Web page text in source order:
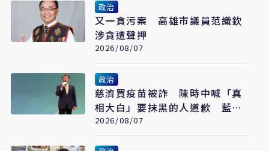
政治
又一貪污案 高雄市議員范織欽
涉貪遭聲押
2026/08/07
政治
慈濟買疫苗被詐 陳時中喊「真
相大白」要抹黑的人道歉 藍白
反擊了
2026/08/07